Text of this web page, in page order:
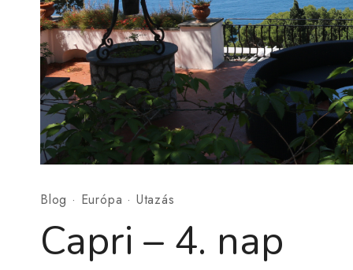
Blog · Európa · Utazás
Capri – 4. nap